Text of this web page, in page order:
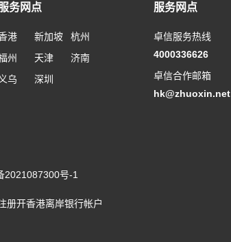
务网点
港 新加坡
杭州
州
天津
济南
义乌
深圳
服务网点
卓信服务热线
4000336626
卓信合作邮箱
hk@zhuoxin.net
2021087300号-1
册开香港离岸银行帐户